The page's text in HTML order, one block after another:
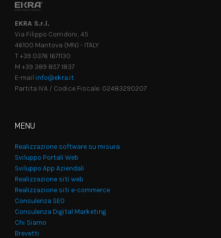
EKRA S.r.l.
Via Filippo Corridoni, 45
46100 Mantova (MN) - ITALY
T +39 0376 1671130
M +39 389 857 1837
E-mail info@ekra.it
Partita IVA / Codice Fiscale: 02483290207
MENU
Realizzazione software su misura
Sviluppo Portali Web
Sviluppo App Aziendali
Realizzazione siti web
Realizzazione siti e-commerce
Consulenza SEO
Consulenza Digital Marketing
Chi Siamo
Brevetti